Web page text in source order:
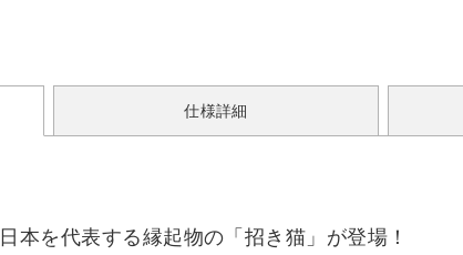
仕様詳細
本を代表する縁起物の「招き猫」が登場！